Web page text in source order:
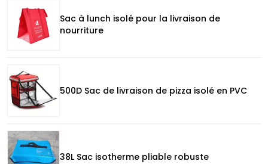
Sac à lunch isolé pour la livraison de
nourriture
500D Sac de livraison de pizza isolé en PVC
38L Sac isotherme pliable robuste